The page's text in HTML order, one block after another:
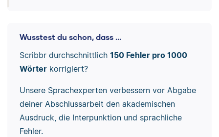
Wusstest du schon, dass ...
Scribbr durchschnittlich 150 Fehler pro 1000
Wörterkorrigiert?
Unsere Sprachexperten verbessern vor Abgabe
deiner Abschlussarbeit den akademischen
Ausdruck, die Interpunktion und sprachliche
Fehler.